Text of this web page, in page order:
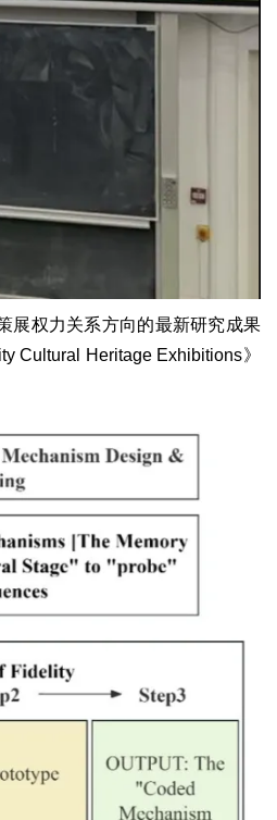
展权力关系方向的最新研究成果
Cultural Heritage Exhibitions》